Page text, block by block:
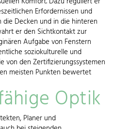
Erfordernissen und
die Decken und in die hinteren
er den Sichtkontakt zur
Aufgabe von Fenstern
soziokulturelle und
von den Zertifizierungssystemen
meisten Punkten bewertet
Optik
Planer und